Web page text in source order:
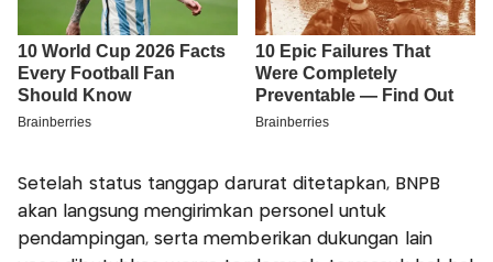
Setelah status tanggap darurat ditetapkan, BNPB
akan langsung mengirimkan personel untuk
pendampingan, serta memberikan dukungan lain